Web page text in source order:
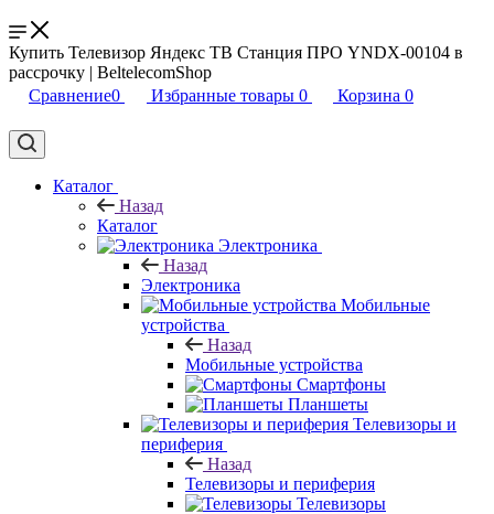
Купить Телевизор Яндекс ТВ Станция ПРО YNDX-00104 в
рассрочку | BeltelecomShop
Сравнение0 Избранные товары 0 Корзина 0
Каталог
Назад
Каталог
Электроника
Назад
Электроника
Мобильные
устройства
Назад
Мобильные устройства
Смартфоны
Планшеты
Телевизоры и
периферия
Назад
Телевизоры и периферия
Телевизоры